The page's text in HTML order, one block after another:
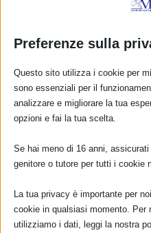
SAM 2024 nell’Unione
Preferenze sulla
Questo sito utilizza i cookie per
sono essenziali per il
analizzare e migliorare la tua
opzioni e fai la tua scelta.
Se hai meno di 16 anni,
genitore o tutore per tutti i cookie
La tua privacy è importante per
cookie in qualsiasi momento. Per
utilizziamo i dati, leggi la nostra